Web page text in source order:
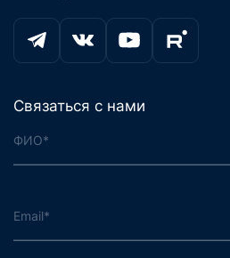
Связаться с нами